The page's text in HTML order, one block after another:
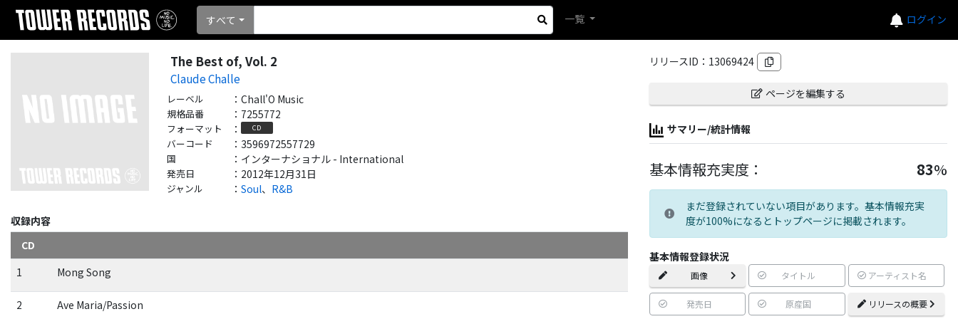
ログイン
すべて 一覧
The Best of, Vol. 2
Claude Challe
レーベル ： Chall'O Music
規格品番 ： 7255772
フォーマット ： CD
バーコード ： 3596972557729
国 ： インターナショナル - International
発売日 ： 2012年12月31日
ジャンル ： Soul、 R&B
収録内容
CD
1
Mong Song
2 Ave Maria/Passion
リリースID： 13069424
ページを編集する
サマリー/統計情報
基本情報充実度： 83%
まだ登録されていない項目があります。基本情報充実
度が100%になるとトップページに掲載されます。
基本情報登録状況
画像 タイトル アーティスト名
発売日 原産国 リリースの概要